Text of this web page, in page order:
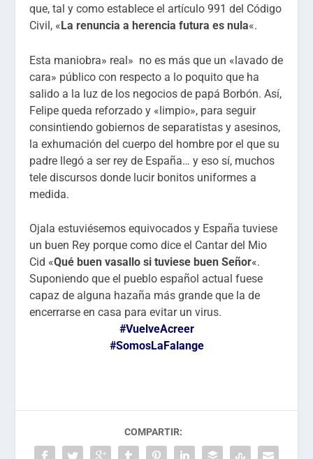
que, tal y como establece el artículo 991 del Código
Civil, «La renuncia a herencia futura es nula«.
Esta maniobra» real» no es más que un «lavado de
cara» público con respecto a lo poquito que ha
salido a la luz de los negocios de papá Borbón. Así,
Felipe queda reforzado y «limpio», para seguir
consintiendo gobiernos de separatistas y asesinos,
la exhumación del cuerpo del hombre por el que su
padre llegó a ser rey de España… y eso sí, muchos
tele discursos donde lucir bonitos uniformes a
medida.
Ojala estuviésemos equivocados y España tuviese
un buen Rey porque como dice el Cantar del Mio
Cid «Qué buen vasallo si tuviese buen Señor«.
Suponiendo que el pueblo español actual fuese
capaz de alguna hazaña más grande que la de
encerrarse en casa para evitar un virus.
#VuelveAcreer
#SomosLaFalange
COMPARTIR: